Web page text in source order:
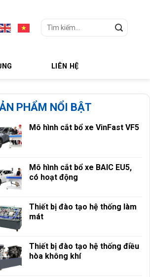
for:
LIÊN HỆ
PHẨM NỔI BẬT
Mô hình cắt bổ xe VinFast VF5
Mô hình cắt bổ xe BAIC EU5,
có hoạt động
Thiết bị đào tạo hệ thống làm
mát
Thiết bị đào tạo hệ thống điều
hòa không khí